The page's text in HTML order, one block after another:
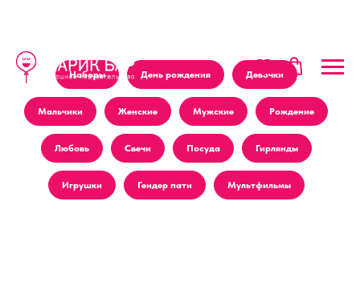
Наборы День рождения Девочки
Мальчики Женские Мужские Рождение
Любовь Свечи Посуда Гирлянды
Игрушки Гендер пати Мультфильмы